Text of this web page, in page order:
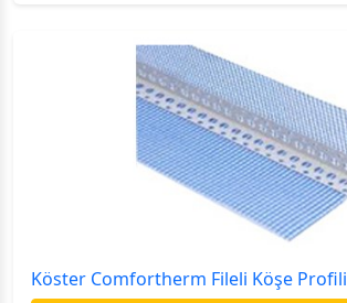
Köster Comfortherm Fileli Köşe Profili